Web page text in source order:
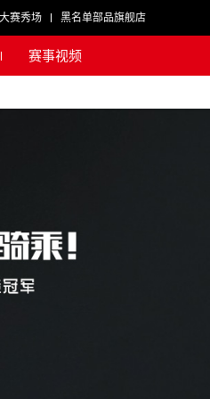
赛秀场 黑名单部品旗舰店
赛事视频